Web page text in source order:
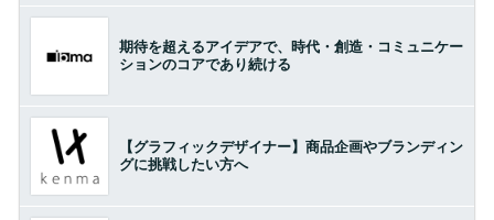
期待を超えるアイデアで、時代・創造・コミュニケー
ションのコアであり続ける
【グラフィックデザイナー】商品企画やブランディン
グに挑戦したい方へ